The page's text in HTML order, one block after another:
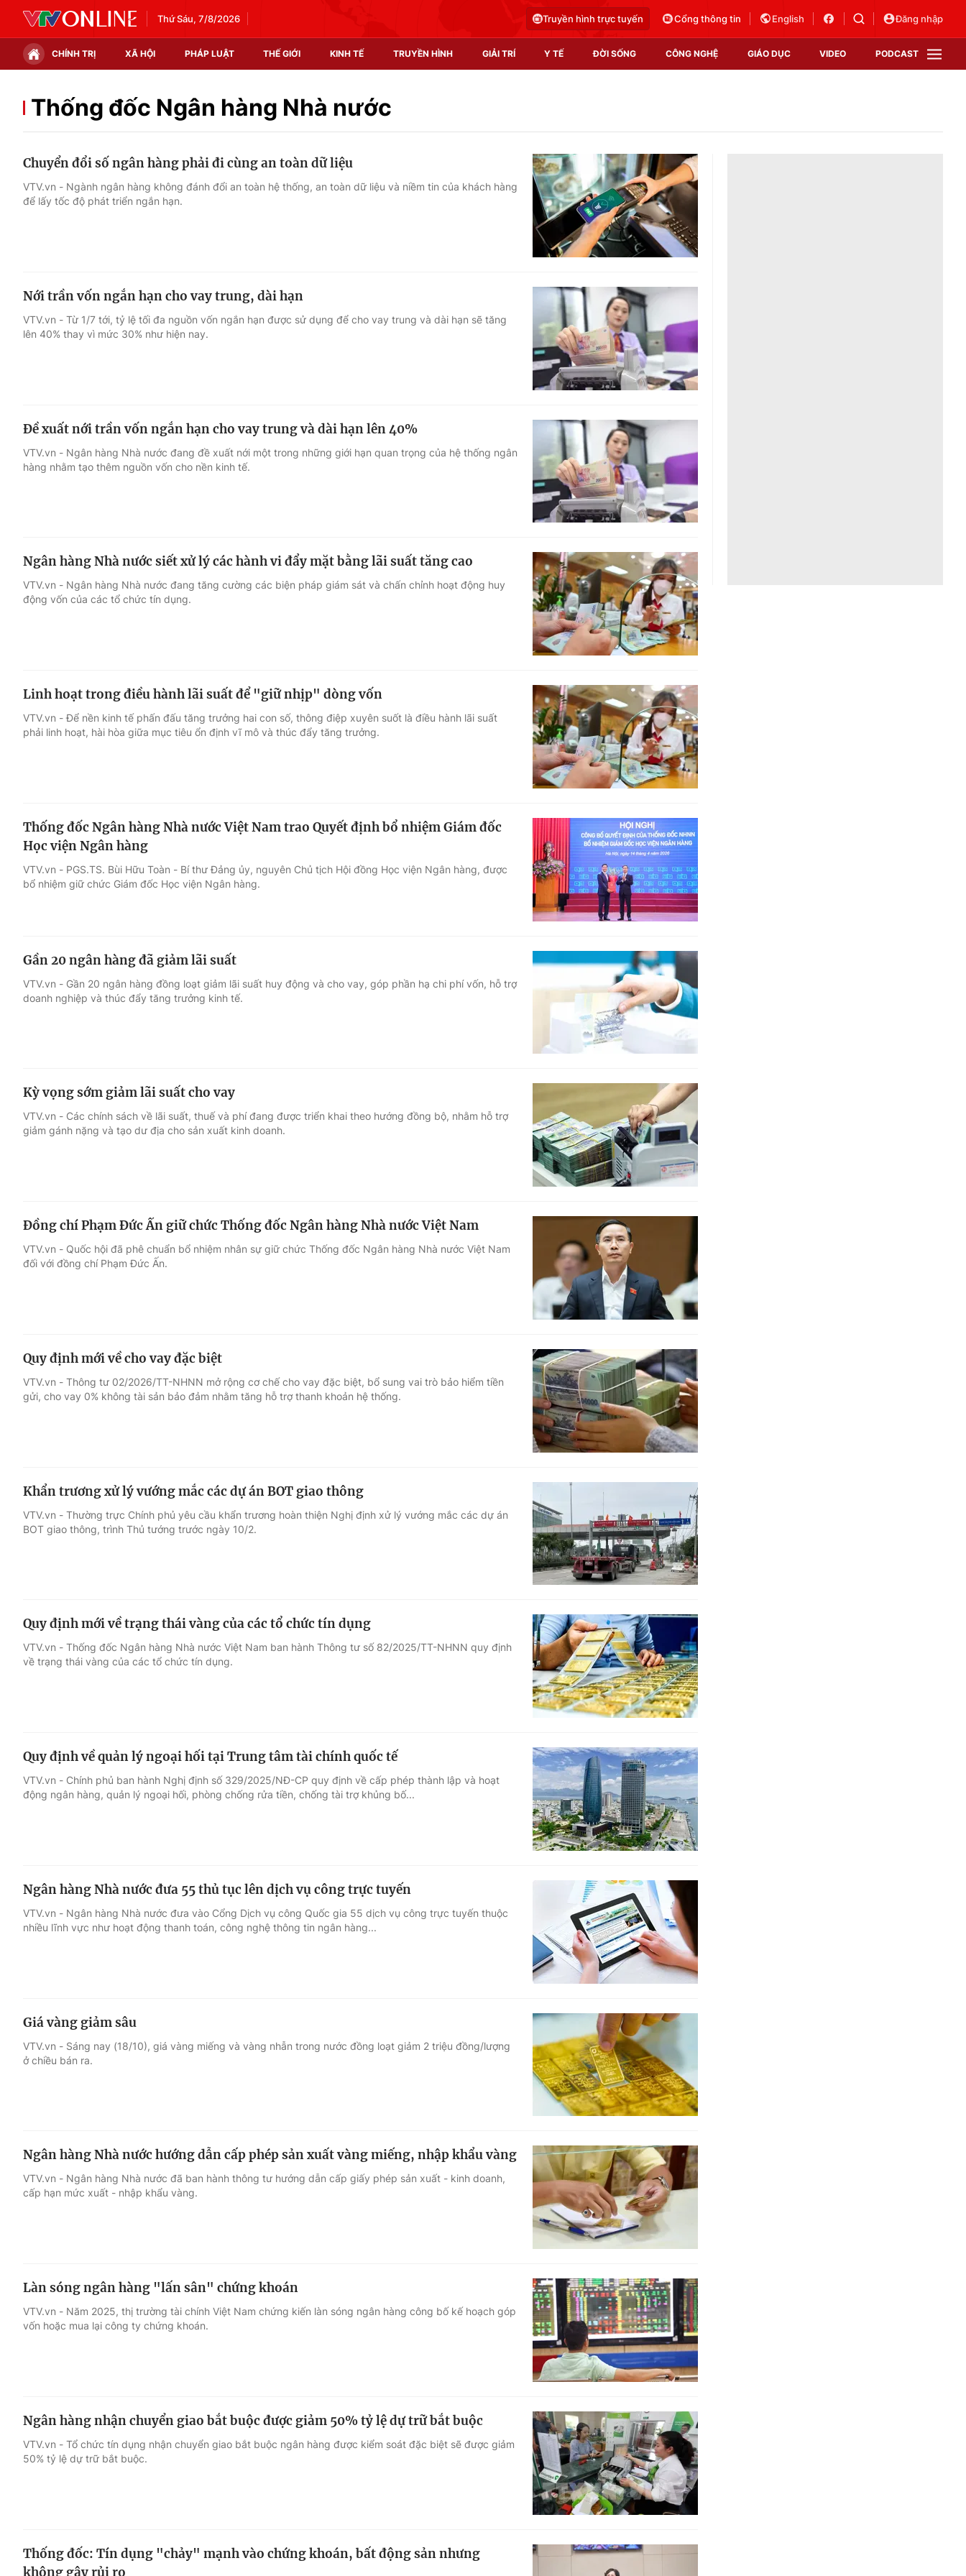
Thứ Sáu, 7/8/2026 Truyền hình trực tuyến Cổng thông tin English Đăng nhập
CHÍNH TRỊ XÃ HỘI PHÁP LUẬT THẾ GIỚI KINH TẾ TRUYỀN HÌNH GIẢI TRÍ Y TẾ ĐỜI SỐNG CÔNG NGHỆ GIÁO DỤC VIDEO PODCAST
Chính trị Xã hội
Thế giới đó đây
Video
Shorts video
Podcast
EMagazine
Photo
Infographic
Góc ảnh
Điện ảnh
Âm nhạc
Sao
Du lịch
Làm đẹp
Chất lượng cuộc sống
Học trực tuyến
Công nghệ
Hitech Công nghệ tương lai
Sản phẩm
Thị trường
Tư vấn
VTV Sức khoẻ
Thống đốc Ngân hàng Nhà nước
Chuyển đổi số ngân hàng phải đi cùng an toàn dữ liệu
VTV.vn - Ngành ngân hàng không đánh đổi an toàn hệ thống, an toàn dữ liệu và niềm tin của khách hàng
để lấy tốc độ phát triển ngắn hạn.
Nới trần vốn ngắn hạn cho vay trung, dài hạn
VTV.vn - Từ 1/7 tới, tỷ lệ tối đa nguồn vốn ngắn hạn được sử dụng để cho vay trung và dài hạn sẽ tăng
lên 40% thay vì mức 30% như hiện nay.
Đề xuất nới trần vốn ngắn hạn cho vay trung và dài hạn lên 40%
VTV.vn - Ngân hàng Nhà nước đang đề xuất nới một trong những giới hạn quan trọng của hệ thống ngân
hàng nhằm tạo thêm nguồn vốn cho nền kinh tế.
Ngân hàng Nhà nước siết xử lý các hành vi đẩy mặt bằng lãi suất tăng cao
VTV.vn - Ngân hàng Nhà nước đang tăng cường các biện pháp giám sát và chấn chỉnh hoạt động huy
động vốn của các tổ chức tín dụng.
Linh hoạt trong điều hành lãi suất để "giữ nhịp" dòng vốn
VTV.vn - Để nền kinh tế phấn đấu tăng trưởng hai con số, thông điệp xuyên suốt là điều hành lãi suất
phải linh hoạt, hài hòa giữa mục tiêu ổn định vĩ mô và thúc đẩy tăng trưởng.
Thống đốc Ngân hàng Nhà nước Việt Nam trao Quyết định bổ nhiệm Giám đốc
Học viện Ngân hàng
VTV.vn - PGS.TS. Bùi Hữu Toàn - Bí thư Đảng ủy, nguyên Chủ tịch Hội đồng Học viện Ngân hàng, được
bổ nhiệm giữ chức Giám đốc Học viện Ngân hàng.
Gần 20 ngân hàng đã giảm lãi suất
VTV.vn - Gần 20 ngân hàng đồng loạt giảm lãi suất huy động và cho vay, góp phần hạ chi phí vốn, hỗ trợ
doanh nghiệp và thúc đẩy tăng trưởng kinh tế.
Kỳ vọng sớm giảm lãi suất cho vay
VTV.vn - Các chính sách về lãi suất, thuế và phí đang được triển khai theo hướng đồng bộ, nhằm hỗ trợ
giảm gánh nặng và tạo dư địa cho sản xuất kinh doanh.
Đồng chí Phạm Đức Ấn giữ chức Thống đốc Ngân hàng Nhà nước Việt Nam
VTV.vn - Quốc hội đã phê chuẩn bổ nhiệm nhân sự giữ chức Thống đốc Ngân hàng Nhà nước Việt Nam
đối với đồng chí Phạm Đức Ấn.
Quy định mới về cho vay đặc biệt
VTV.vn - Thông tư 02/2026/TT-NHNN mở rộng cơ chế cho vay đặc biệt, bổ sung vai trò bảo hiểm tiền
gửi, cho vay 0% không tài sản bảo đảm nhằm tăng hỗ trợ thanh khoản hệ thống.
Khẩn trương xử lý vướng mắc các dự án BOT giao thông
VTV.vn - Thường trực Chính phủ yêu cầu khẩn trương hoàn thiện Nghị định xử lý vướng mắc các dự án
BOT giao thông, trình Thủ tướng trước ngày 10/2.
Quy định mới về trạng thái vàng của các tổ chức tín dụng
VTV.vn - Thống đốc Ngân hàng Nhà nước Việt Nam ban hành Thông tư số 82/2025/TT-NHNN quy định
về trạng thái vàng của các tổ chức tín dụng.
Quy định về quản lý ngoại hối tại Trung tâm tài chính quốc tế
VTV.vn - Chính phủ ban hành Nghị định số 329/2025/NĐ-CP quy định về cấp phép thành lập và hoạt
động ngân hàng, quản lý ngoại hối, phòng chống rửa tiền, chống tài trợ khủng bố...
Ngân hàng Nhà nước đưa 55 thủ tục lên dịch vụ công trực tuyến
VTV.vn - Ngân hàng Nhà nước đưa vào Cổng Dịch vụ công Quốc gia 55 dịch vụ công trực tuyến thuộc
nhiều lĩnh vực như hoạt động thanh toán, công nghệ thông tin ngân hàng...
Giá vàng giảm sâu
VTV.vn - Sáng nay (18/10), giá vàng miếng và vàng nhẫn trong nước đồng loạt giảm 2 triệu đồng/lượng
ở chiều bán ra.
Ngân hàng Nhà nước hướng dẫn cấp phép sản xuất vàng miếng, nhập khẩu vàng
VTV.vn - Ngân hàng Nhà nước đã ban hành thông tư hướng dẫn cấp giấy phép sản xuất - kinh doanh,
cấp hạn mức xuất - nhập khẩu vàng.
Làn sóng ngân hàng "lấn sân" chứng khoán
VTV.vn - Năm 2025, thị trường tài chính Việt Nam chứng kiến làn sóng ngân hàng công bố kế hoạch góp
vốn hoặc mua lại công ty chứng khoán.
Ngân hàng nhận chuyển giao bắt buộc được giảm 50% tỷ lệ dự trữ bắt buộc
VTV.vn - Tổ chức tín dụng nhận chuyển giao bắt buộc ngân hàng được kiểm soát đặc biệt sẽ được giảm
50% tỷ lệ dự trữ bắt buộc.
Thống đốc: Tín dụng "chảy" mạnh vào chứng khoán, bất động sản nhưng
không gây rủi ro